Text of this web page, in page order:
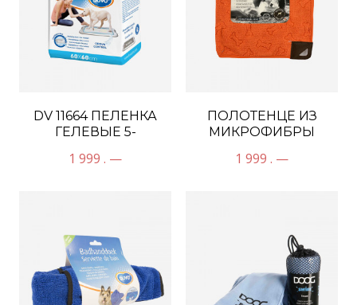
DV 11664 ПЕЛЕНКА
ГЕЛЕВЫЕ 5-
1 999 . —
ПОЛОТЕНЦЕ ИЗ
МИКРОФИБРЫ
1 999 . —